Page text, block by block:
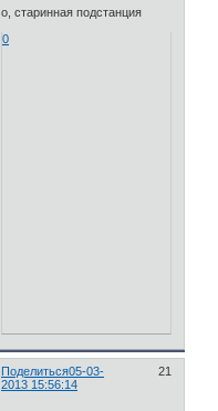
о, старинная подстанция
0
Поделиться 21
05-03-
2013 15:56:14